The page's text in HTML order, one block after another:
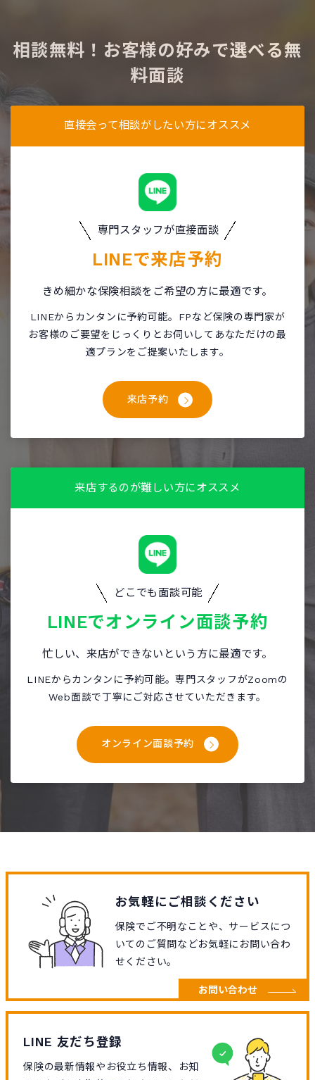
相談無料！お客様の好みで選べる無
料面談
直接会って相談がしたい方にオススメ
専門スタッフが直接面談
LINEで来店予約
きめ細かな保険相談をご希望の方に最適です。
LINEからカンタンに予約可能。FPなど保険の専門家が
お客様のご要望をじっくりとお伺いしてあなただけの最
適プランをご提案いたします。
来店予約
来店するのが難しい方にオススメ
どこでも面談可能
LINEでオンライン面談予約
忙しい、来店ができないという方に最適です。
LINEからカンタンに予約可能。専門スタッフがZoomの
Web面談で丁寧にご対応させていただきます。
オンライン面談予約
お気軽にご相談ください
保険でご不明なことや、サービスにつ
いてのご質問などお気軽にお問い合わ
せください。
お問い合わせ
LINE 友だち登録
保険の最新情報やお役立ち情報、お知